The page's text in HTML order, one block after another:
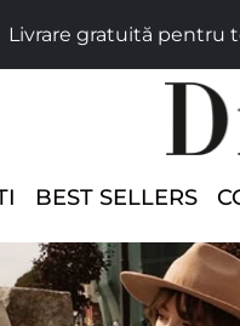
Livrare gratuită pentru
BEST SELLERS